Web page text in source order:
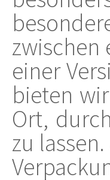
einer
bieten
Ort,
zu